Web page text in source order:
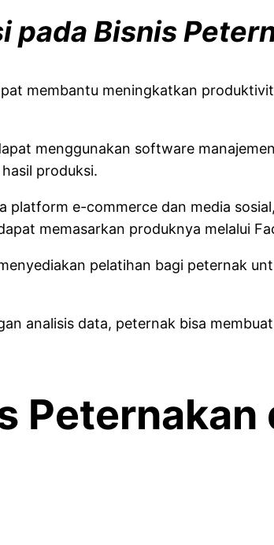
pada Bisnis
membantu meningkatkan
menggunakan software
produksi.
platform e-commerce dan media
memasarkan produknya melalui
pelatihan bagi peternak
analisis data, peternak bisa
Peternakan